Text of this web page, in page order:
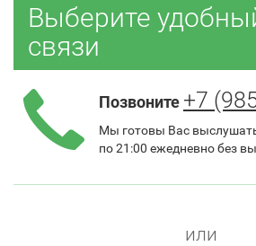
Выберите
связи
Позвоните +7
Мы готовы Вас
по 21:00 ежедневно без
или